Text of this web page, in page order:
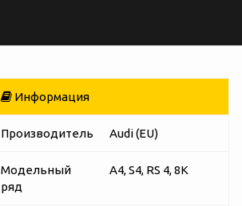
Информация
Производитель Audi (EU)
Модельный
ряд
A4, S4, RS 4, 8K